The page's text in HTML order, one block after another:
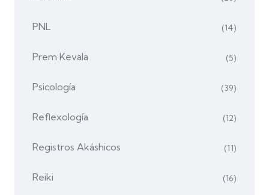
PNL (14)
Prem Kevala (5)
Psicología (39)
Reflexología (12)
Registros Akáshicos (11)
Reiki (16)